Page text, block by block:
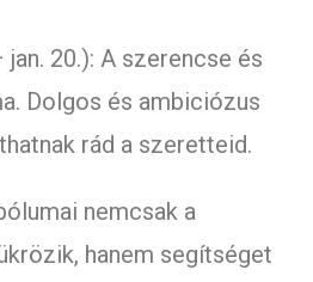
20.): A szerencse és
Dolgos és ambiciózus
rád a szeretteid.
nemcsak a
hanem segítséget